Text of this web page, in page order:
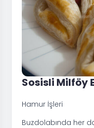
Sosisli Milföy
Hamur İşleri
Buzdolabında her